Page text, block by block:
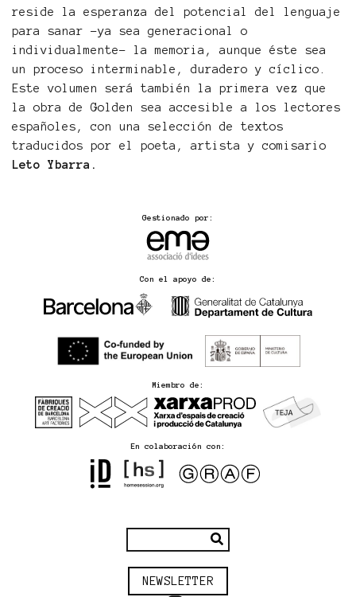
reside la esperanza del potencial del lenguaje
para sanar -ya sea generacional o
individualmente- la memoria, aunque éste sea
un proceso interminable, duradero y cíclico.
Este volumen será también la primera vez que
la obra de Golden sea accesible a los lectores
españoles, con una selección de textos
traducidos por el poeta, artista y comisario
Leto Ybarra.
Gestionado por:
Con el apoyo de:
Miembro de:
En colaboración con:
NEWSLETTER